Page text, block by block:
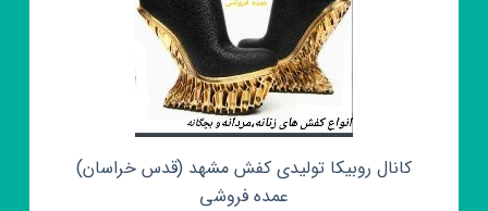
کانال روبیکا تولیدی کفش مشهد (قدس خراسان)
عمده فروشی